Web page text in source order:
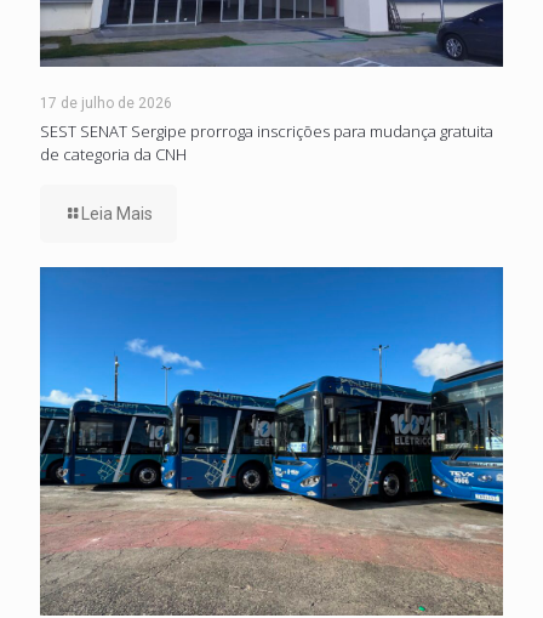
17 de julho de 2026
SEST SENAT Sergipe prorroga inscrições para mudança gratuita
de categoria da CNH
Leia Mais